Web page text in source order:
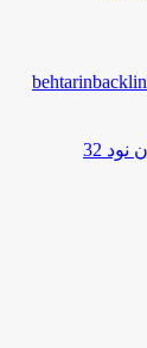
32